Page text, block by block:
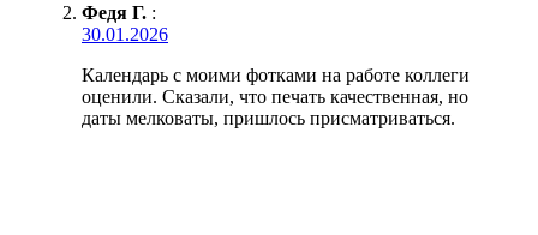
Федя Г. :
30.01.2026
Календарь с моими фотками на работе коллеги
оценили. Сказали, что печать качественная, но
даты мелковаты, пришлось присматриваться.